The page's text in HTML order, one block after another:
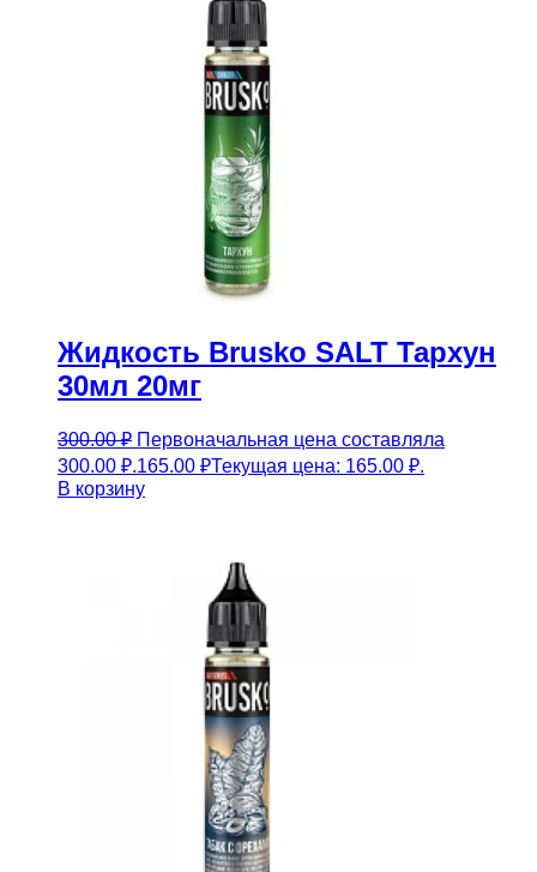
Жидкость Brusko SALT Тархун
30мл 20мг
300.00₽ Первоначальная цена составляла
300.00 ₽.165.00 ₽Текущая цена: 165.00 ₽.
В корзину